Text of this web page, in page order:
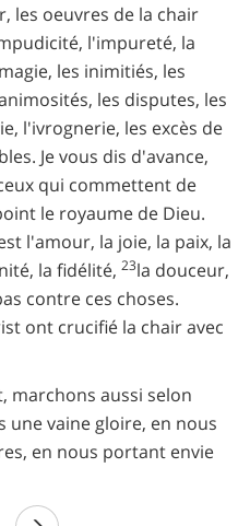
les oeuvres de la chair
l'impureté, la
les inimitiés, les
les disputes, les
l'ivrognerie, les excès de
Je vous dis d'avance,
qui commettent de
le royaume de Dieu.
l'amour, la joie, la paix, la
la fidélité, 23la douceur,
contre ces choses.
ont crucifié la chair avec
marchons aussi selon
une vaine gloire, en nous
en nous portant envie